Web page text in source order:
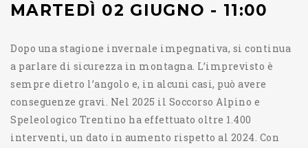
MARTEDÌ 02 GIUGNO - 11:00
Dopo una stagione invernale impegnativa, si continua
a parlare di sicurezza in montagna. L’imprevisto è
sempre dietro l’angolo e, in alcuni casi, può avere
conseguenze gravi. Nel 2025 il Soccorso Alpino e
Speleologico Trentino ha effettuato oltre 1.400
interventi, un dato in aumento rispetto al 2024. Con